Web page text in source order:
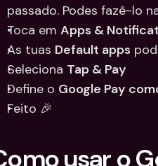
passado. Podes fazê-lo
Toca em Apps &
As tuas Default apps
Seleciona Tap & Pay
Define o Google Pay
Feito 🎉
usar o